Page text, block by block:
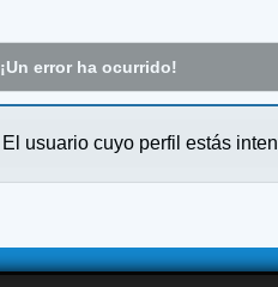
¡Un error ha ocurrido!
El usuario cuyo perfil estás